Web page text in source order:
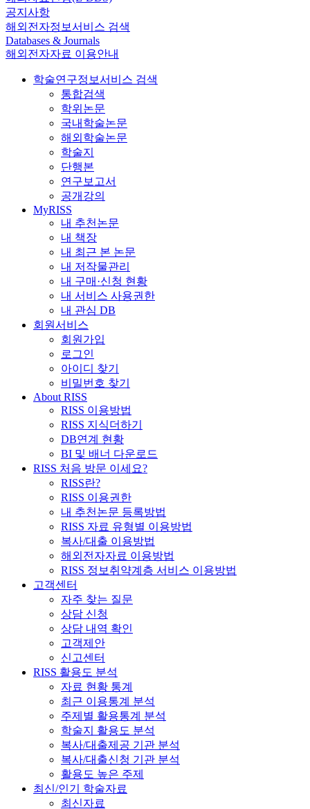
공지사항
해외전자정보서비스 검색
Databases & Journals
해외전자자료 이용안내
학술연구정보서비스 검색
통합검색
학위논문
국내학술논문
해외학술논문
학술지
단행본
연구보고서
공개강의
MyRISS
내 추천논문
내 책장
내 최근 본 논문
내 저작물관리
내 구매·신청 현황
내 서비스 사용권한
내 관심 DB
회원서비스
회원가입
로그인
아이디 찾기
비밀번호 찾기
About RISS
RISS 이용방법
RISS 지식더하기
DB연계 현황
BI 및 배너 다운로드
RISS 처음 방문 이세요?
RISS란?
RISS 이용권한
내 추천논문 등록방법
RISS 자료 유형별 이용방법
복사/대출 이용방법
해외전자자료 이용방법
RISS 정보취약계층 서비스 이용방법
고객센터
자주 찾는 질문
상담 신청
상담 내역 확인
고객제안
신고센터
RISS 활용도 분석
자료 현황 통계
최근 이용통계 분석
주제별 활용통계 분석
학술지 활용도 분석
복사/대출제공 기관 분석
복사/대출신청 기관 분석
활용도 높은 주제
최신/인기 학술자료
최신자료